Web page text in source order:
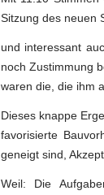
Sitzung des neuen
und interessant
noch Zustimmung
waren die, die ihm
Dieses knappe
favorisierte
geneigt sind,
Weil: Die